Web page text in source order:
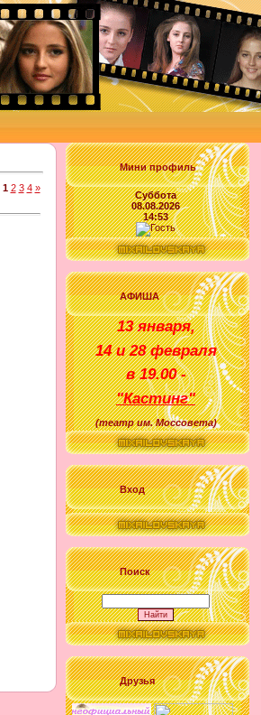
1 2 3 4 »
Мини профиль
Суббота
08.08.2026
14:53
АФИША
13 января,
14 и 28 февраля
в19.00 -
"Кастинг"
(театр им. Моссовета)
Вход
Поиск
Друзья